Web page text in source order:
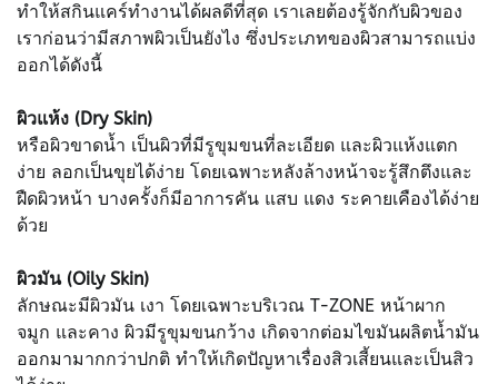
ทำให้สกินแคร์ทำงานได้ผลดีที่สุด เราเลยต้องรู้จักกับผิวของ
เราก่อนว่ามีสภาพผิวเป็นยังไง ซึ่งประเภทของผิวสามารถแบ่ง
ออกได้ดังนี้
ผิวแห้ง (Dry Skin)
หรือผิวขาดน้ำ เป็นผิวที่มีรูขุมขนที่ละเอียด และผิวแห้งแตก
ง่าย ลอกเป็นขุยได้ง่าย โดยเฉพาะหลังล้างหน้าจะรู้สึกตึงและ
ฝืดผิวหน้า บางครั้งก็มีอาการคัน แสบ แดง ระคายเคืองได้ง่าย
ด้วย
ผิวมัน (Oily Skin)
ลักษณะมีผิวมัน เงา โดยเฉพาะบริเวณ T-ZONE หน้าผาก
จมูก และคาง ผิวมีรูขุมขนกว้าง เกิดจากต่อมไขมันผลิตน้ำมัน
ออกมามากกว่าปกติ ทำให้เกิดปัญหาเรื่องสิวเสี้ยนและเป็นสิว